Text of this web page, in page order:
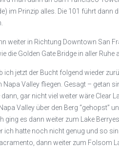
im Prinzip alles. Die 101 führt
weiter in Richtung Downtown San
die Golden Gate Bridge in aller
ich jetzt der Bucht folgend wieder
Napa Valley fliegen. Gesagt – getan
gar nicht viel weiter wäre Clear
Valley über den Berg “gehopst”
ging es dann weiter zum Lake
ich hatte noch nicht genug und so
dann weiter zum Folsom